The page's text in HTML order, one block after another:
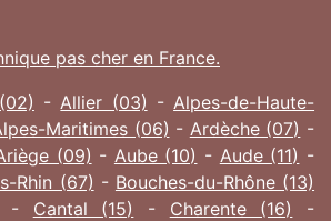
pas cher en France.
- Allier (03) - Alpes-de-Haute-
Maritimes (06) - Ardèche (07) -
(09) - Aube (10) - Aude (11) -
Rhin (67) - Bouches-du-Rhône (13)
- Cantal (15) - Charente (16)
-